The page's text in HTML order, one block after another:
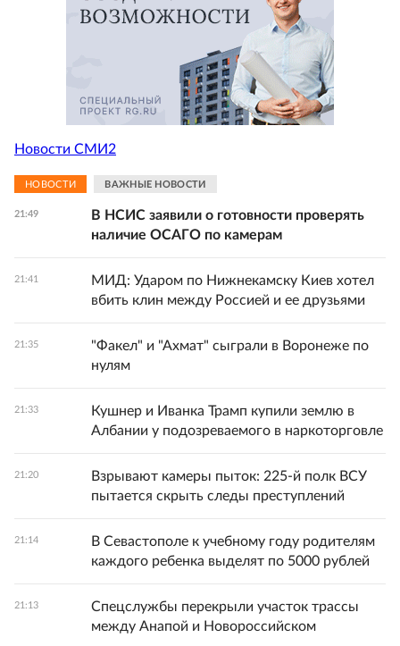
Новости СМИ2
НОВОСТИ ВАЖНЫЕ НОВОСТИ
21:49
В НСИС заявили о готовности проверять
наличие ОСАГО по камерам
21:41
МИД: Ударом по Нижнекамску Киев хотел
вбить клин между Россией и ее друзьями
21:35
"Факел" и "Ахмат" сыграли в Воронеже по
нулям
21:33
Кушнер и Иванка Трамп купили землю в
Албании у подозреваемого в наркоторговле
21:20
Взрывают камеры пыток: 225-й полк ВСУ
пытается скрыть следы преступлений
21:14
В Севастополе к учебному году родителям
каждого ребенка выделят по 5000 рублей
21:13
Спецслужбы перекрыли участок трассы
между Анапой и Новороссийском